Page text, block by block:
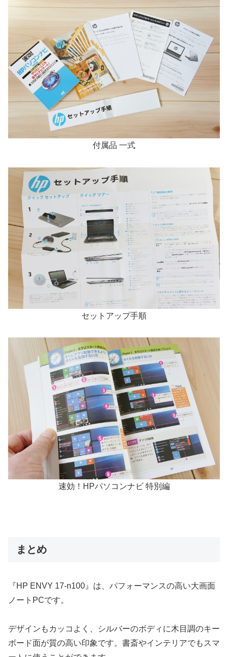
付属品 一式
セットアップ手順
速効！HPパソコンナビ 特別編
まとめ
『HP ENVY 17-n100』は、パフォーマンスの高い大画面
ノートPCです。
デザインもカッコよく、シルバーのボディに木目調のキー
ボード面が質の高い印象です。書斎やインテリアでもスマ